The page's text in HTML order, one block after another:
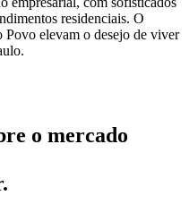
residenciais. O
elevam o desejo de viver
o mercado
.